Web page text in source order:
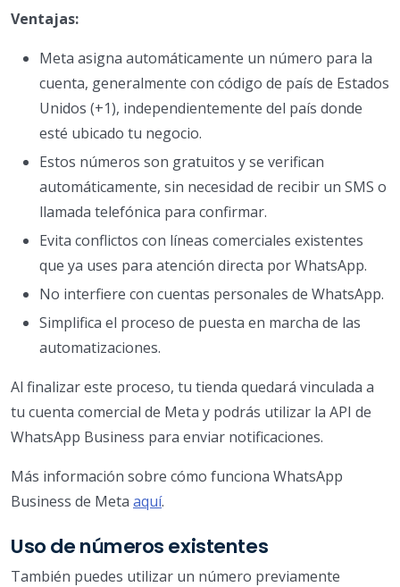
Ventajas:
Meta asigna automáticamente un número para la
cuenta, generalmente con código de país de Estados
Unidos (+1), independientemente del país donde
esté ubicado tu negocio.
Estos números son gratuitos y se verifican
automáticamente, sin necesidad de recibir un SMS o
llamada telefónica para confirmar.
Evita conflictos con líneas comerciales existentes
que ya uses para atención directa por WhatsApp.
No interfiere con cuentas personales de WhatsApp.
Simplifica el proceso de puesta en marcha de las
automatizaciones.
Al finalizar este proceso, tu tienda quedará vinculada a
tu cuenta comercial de Meta y podrás utilizar la API de
WhatsApp Business para enviar notificaciones.
Más información sobre cómo funciona WhatsApp
Business de Meta aquí.
Uso de números existentes
También puedes utilizar un número previamente